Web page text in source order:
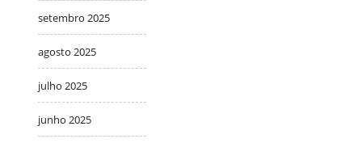
setembro 2025
agosto 2025
julho 2025
junho 2025